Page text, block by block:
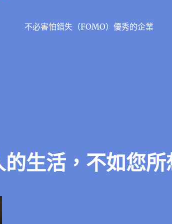
不必害怕錯失（FOMO）優秀的企業
生活，不如您